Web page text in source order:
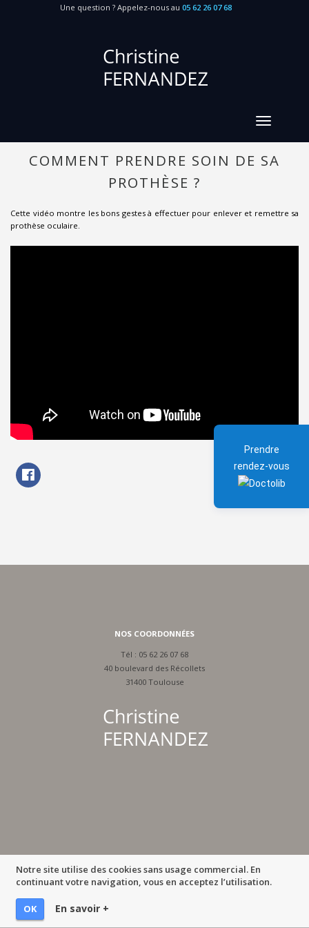
Notre site utilise des cookies sans usage commercial. En
continuant votre navigation, vous en acceptez l’utilisation.
OK En savoir +
Une question ? Appelez-nous au05 62 26 07 68
COMMENT PRENDRE SOIN DE SA
PROTHÈSE ?
Cette vidéo montre les bons gestes à effectuer pour enlever et remettre sa
prothèse oculaire.
NOS COORDONNÉES
Tél : 05 62 26 07 68
40 boulevard des Récollets
31400 Toulouse
Prendre
rendez-vous
MENTIONS LÉGALES